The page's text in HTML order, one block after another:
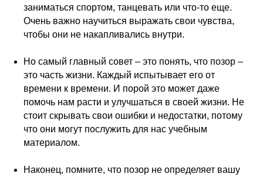
заниматься спортом, танцевать или что-то еще.
Очень важно научиться выражать свои чувства,
чтобы они не накапливались внутри.
Но самый главный совет – это понять, что позор –
это часть жизни. Каждый испытывает его от
времени к времени. И порой это может даже
помочь нам расти и улучшаться в своей жизни. Не
стоит скрывать свои ошибки и недостатки, потому
что они могут послужить для нас учебным
материалом.
Наконец, помните, что позор не определяет вашу